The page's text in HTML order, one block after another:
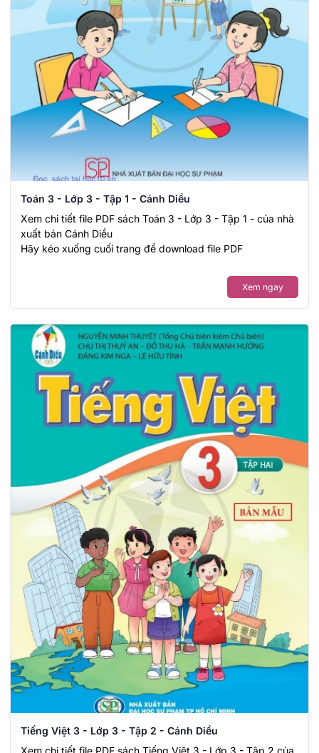
Toán 3 - Lớp 3 - Tập 1 - Cánh Diều
Xem chi tiết file PDF sách Toán 3 - Lớp 3 - Tập 1 - của nhà
xuất bản Cánh Diều
Hãy kéo xuống cuối trang để download file PDF
Xem ngay
Tiếng Việt 3 - Lớp 3 - Tập 2 - Cánh Diều
Xem chi tiết file PDF sách Tiếng Việt 3 - Lớp 3 - Tập 2 của